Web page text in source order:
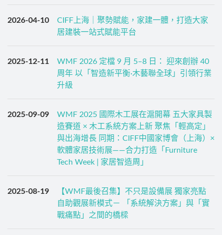
2026-04-10
CIFF上海｜聚勢賦能，家建一體，打造大家
居建裝一站式賦能平台
2025-12-11
WMF 2026 定檔 9 月 5–8 日： 迎來創辦 40
周年 以「智造新平衡·木藝聯全球」引領行業
升級
2025-09-09
WMF 2025 國際木工展在滬開幕 五大家具製
造賽道 × 木工系統方案上新 聚焦「輕高定」
與出海增長 同期：CIFF中國家博會（上海）×
軟體家居技術展——合力打造「Furniture
Tech Week | 家居智造周」
2025-08-19
【WMF最後召集】不只是設備展 獨家亮點
自助觀展新模式－ 「系統解決方案」與「實
戰痛點」之間的橋樑